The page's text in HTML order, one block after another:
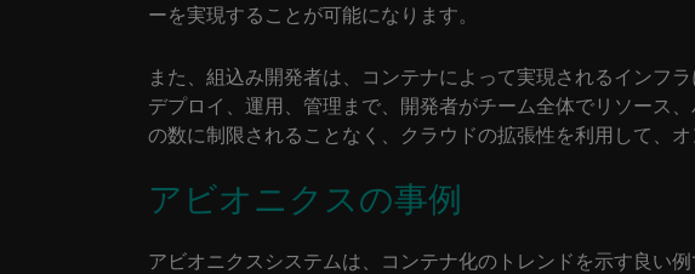
ーを実現することが可能になります。
また、組込み開発者は、コンテナによって実現されるインフ
デプロイ、運用、管理まで、開発者がチーム全体でリソース
の数に制限されることなく、クラウドの拡張性を利用して、
アビオニクスの事例
アビオニクスシステムは、コンテナ化のトレンドを示す良い